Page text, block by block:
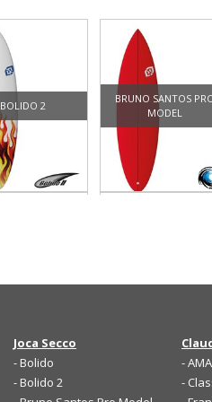
BOLIDO 2
BRUNO SANTOS
MODEL
Joca Secco
- Bolido
- Bolido 2
-
-